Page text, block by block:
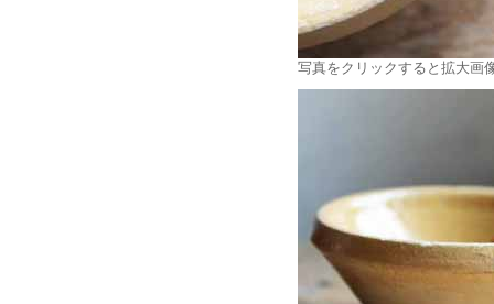
写真をクリックすると拡大画